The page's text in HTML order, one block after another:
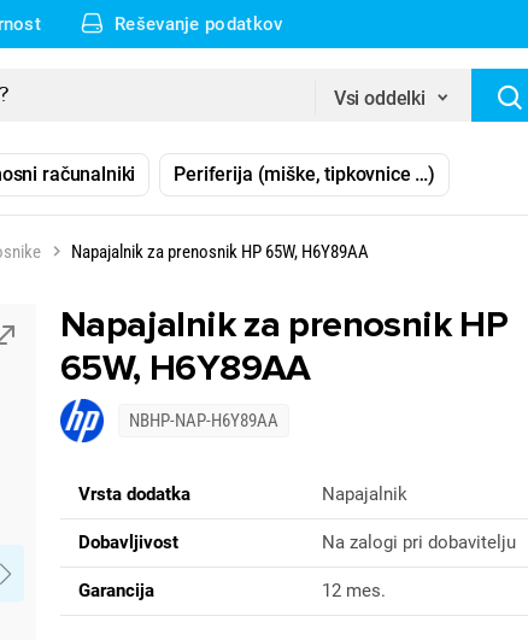
Reševanje podatkov
Vsi oddelki
računalniki Periferija (miške, tipkovnice …)
Napajalnik za prenosnik HP 65W, H6Y89AA
Napajalnik za prenosnik HP
65W, H6Y89AA
NBHP-NAP-H6Y89AA
Vrsta dodatka Napajalnik
Dobavljivost Na zalogi pri dobavitelju
Garancija 12 mes.